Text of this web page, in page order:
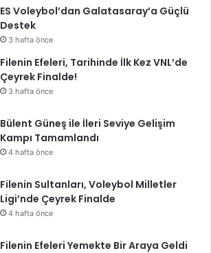
ES Voleybol’dan Galatasaray’a Güçlü
Destek
3 hafta önce
Filenin Efeleri, Tarihinde İlk Kez VNL’de
Çeyrek Finalde!
3 hafta önce
Bülent Güneş ile İleri Seviye Gelişim
Kampı Tamamlandı
4 hafta önce
Filenin Sultanları, Voleybol Milletler
Ligi’nde Çeyrek Finalde
4 hafta önce
Filenin Efeleri Yemekte Bir Araya Geldi